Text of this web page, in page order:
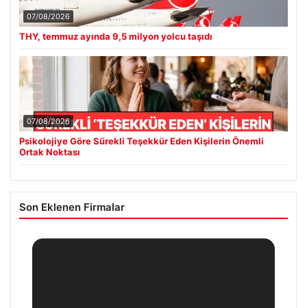
07/08/2026
THY, temmuz ayında 9,5 milyon yolcu taşıdı
07/08/2026
Psikolojiye Göre Sürekli Teşekkür Eden Kişilerin Önemli
Ortak Noktası
Son Eklenen Firmalar